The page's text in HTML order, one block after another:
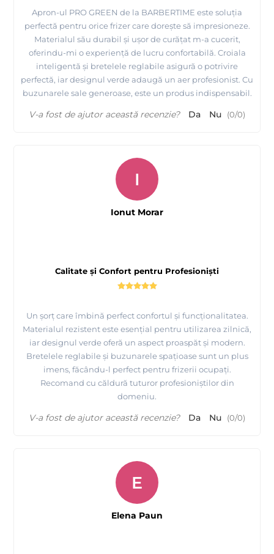
Apron-ul PRO GREEN de la BARBERTIME este soluția
perfectă pentru orice frizer care dorește să impresioneze.
Materialul său durabil și ușor de curățat m-a cucerit,
oferindu-mi o experiență de lucru confortabilă. Croiala
inteligentă și bretelele reglabile asigură o potrivire
perfectă, iar designul verde adaugă un aer profesionist. Cu
buzunarele sale generoase, este un produs indispensabil.
V-a fost de ajutor această recenzie? Da Nu (0/0)
Calitate și Confort pentru Profesioniști
Un șorț care îmbină perfect confortul și funcționalitatea.
Materialul rezistent este esențial pentru utilizarea zilnică,
iar designul verde oferă un aspect proaspăt și modern.
Bretelele reglabile și buzunarele spațioase sunt un plus
imens, făcându-l perfect pentru frizerii ocupați.
Recomand cu căldură tuturor profesioniștilor din
domeniu.
I
Ionut Morar
V-a fost de ajutor această recenzie? Da Nu (0/0)
E
Elena Paun